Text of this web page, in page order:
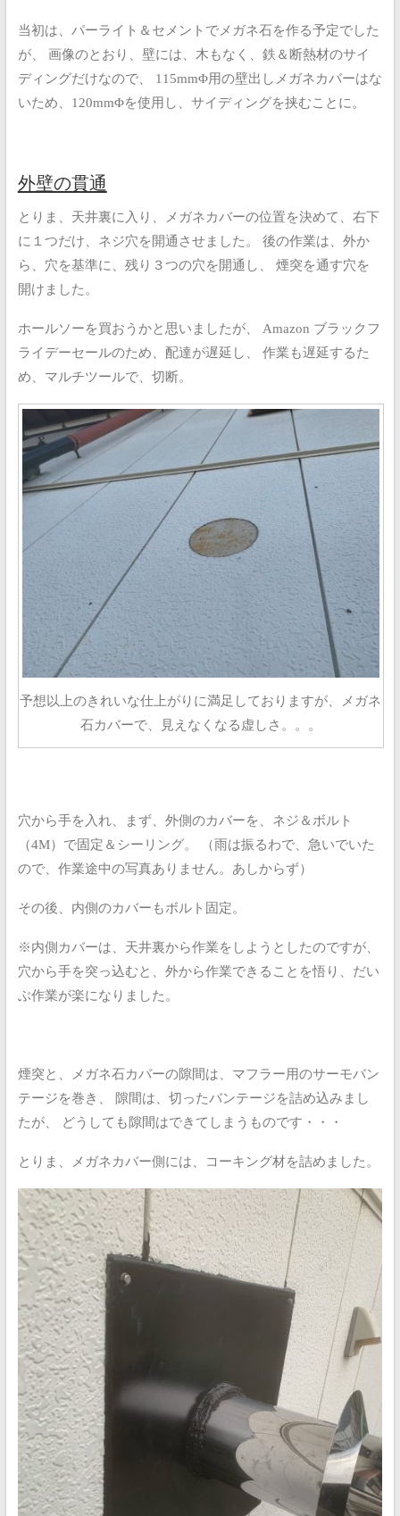
当初は、パーライト＆セメントでメガネ石を作る予定でした
が、
画像のとおり、壁には、木もなく、鉄＆断熱材のサイ
ディングだけなので、
115mmΦ用の壁出しメガネカバーはな
いため、120mmΦを使用し、サイディングを挟むことに。
外壁の貫通
とりま、天井裏に入り、メガネカバーの位置を決めて、右下
に１つだけ、ネジ穴を開通させました。
後の作業は、外か
ら、穴を基準に、残り３つの穴を開通し、
煙突を通す穴を
開けました。
ホールソーを買おうかと思いましたが、
Amazon ブラックフ
ライデーセールのため、配達が遅延し、
作業も遅延するた
め、マルチツールで、切断。
予想以上のきれいな仕上がりに満足しておりますが、メガネ
石カバーで、見えなくなる虚しさ。。。
穴から手を入れ、まず、外側のカバーを、ネジ＆ボルト
（4M）で固定＆シーリング。
（雨は振るわで、急いでいた
ので、作業途中の写真ありません。あしからず）
その後、内側のカバーもボルト固定。
※内側カバーは、天井裏から作業をしようとしたのですが、
穴から手を突っ込むと、外から作業できることを悟り、だい
ぶ作業が楽になりました。
煙突と、メガネ石カバーの隙間は、マフラー用のサーモバン
テージを巻き、
隙間は、切ったバンテージを詰め込みまし
たが、
どうしても隙間はできてしまうものです・・・
とりま、メガネカバー側には、コーキング材を詰めました。